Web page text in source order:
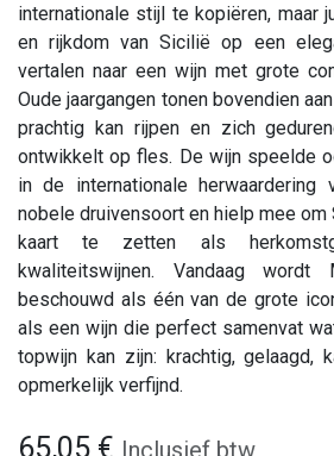
internationale stijl te kopiëren, maar
en rijkdom van Sicilië op een
vertalen naar een wijn met grote
Oude jaargangen tonen bovendien
prachtig kan rijpen en zich
ontwikkelt op fles. De wijn speelde
in de internationale herwaardering
nobele druivensoort en hielp mee
kaart te zetten als
kwaliteitswijnen. Vandaag
beschouwd als één van de grote
als een wijn die perfect samenvat
topwijn kan zijn: krachtig, gelaagd,
opmerkelijk verfijnd.
65,05 € Inclusief btw